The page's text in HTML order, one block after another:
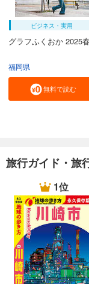
ビジネス・実用
グラフふくおか 2025
福岡県
無料で読む
旅行ガイド・旅
1位